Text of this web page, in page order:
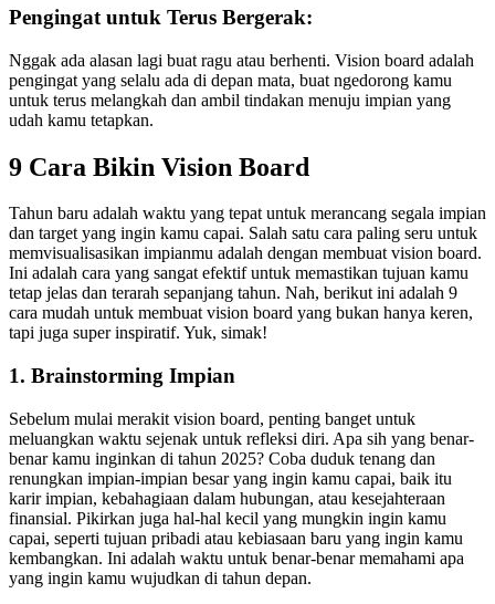
Pengingat untuk Terus Bergerak:
Nggak ada alasan lagi buat ragu atau berhenti. Vision board adalah
pengingat yang selalu ada di depan mata, buat ngedorong kamu
untuk terus melangkah dan ambil tindakan menuju impian yang
udah kamu tetapkan.
9 Cara Bikin Vision Board
Tahun baru adalah waktu yang tepat untuk merancang segala impian
dan target yang ingin kamu capai. Salah satu cara paling seru untuk
memvisualisasikan impianmu adalah dengan membuat vision board.
Ini adalah cara yang sangat efektif untuk memastikan tujuan kamu
tetap jelas dan terarah sepanjang tahun. Nah, berikut ini adalah 9
cara mudah untuk membuat vision board yang bukan hanya keren,
tapi juga super inspiratif. Yuk, simak!
1. Brainstorming Impian
Sebelum mulai merakit vision board, penting banget untuk
meluangkan waktu sejenak untuk refleksi diri. Apa sih yang benar-
benar kamu inginkan di tahun 2025? Coba duduk tenang dan
renungkan impian-impian besar yang ingin kamu capai, baik itu
karir impian, kebahagiaan dalam hubungan, atau kesejahteraan
finansial. Pikirkan juga hal-hal kecil yang mungkin ingin kamu
capai, seperti tujuan pribadi atau kebiasaan baru yang ingin kamu
kembangkan. Ini adalah waktu untuk benar-benar memahami apa
yang ingin kamu wujudkan di tahun depan.